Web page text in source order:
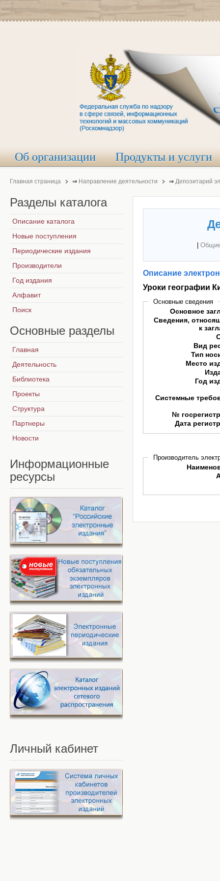
Об организации Продукты и услуги
Главная страница ⇒ Направление деятельности ⇒ Депозитарий
Описание
Уроки географии
Основные сведения
Основное
Сведения,
к
Вид
Тип
Место
Год
Системные
№
Дата
Производитель
Разделы каталога
Описание каталога
Новые поступления
Периодические издания
Производители
Год издания
Алфавит
Поиск
Основные разделы
Главная
Деятельность
Библиотека
Проекты
Структура
Партнеры
Новости
Информационные
ресурсы
Личный кабинет